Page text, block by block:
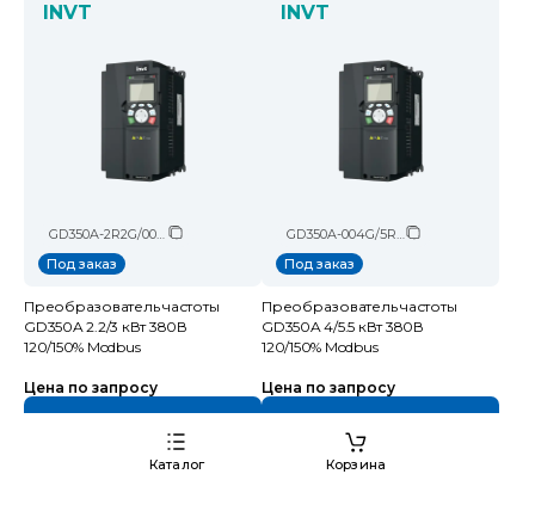
Каталог Корзина
INVT
GD350A-2R2G/003P-4
Под заказ
Преобразователь частоты
GD350A 2.2/3 кВт 380В
120/150% Modbus
Цена по запросу
INVT
GD350A-004G/5R5P-4
Под заказ
Преобразователь частоты
GD350A 4/5.5 кВт 380В
120/150% Modbus
Цена по запросу